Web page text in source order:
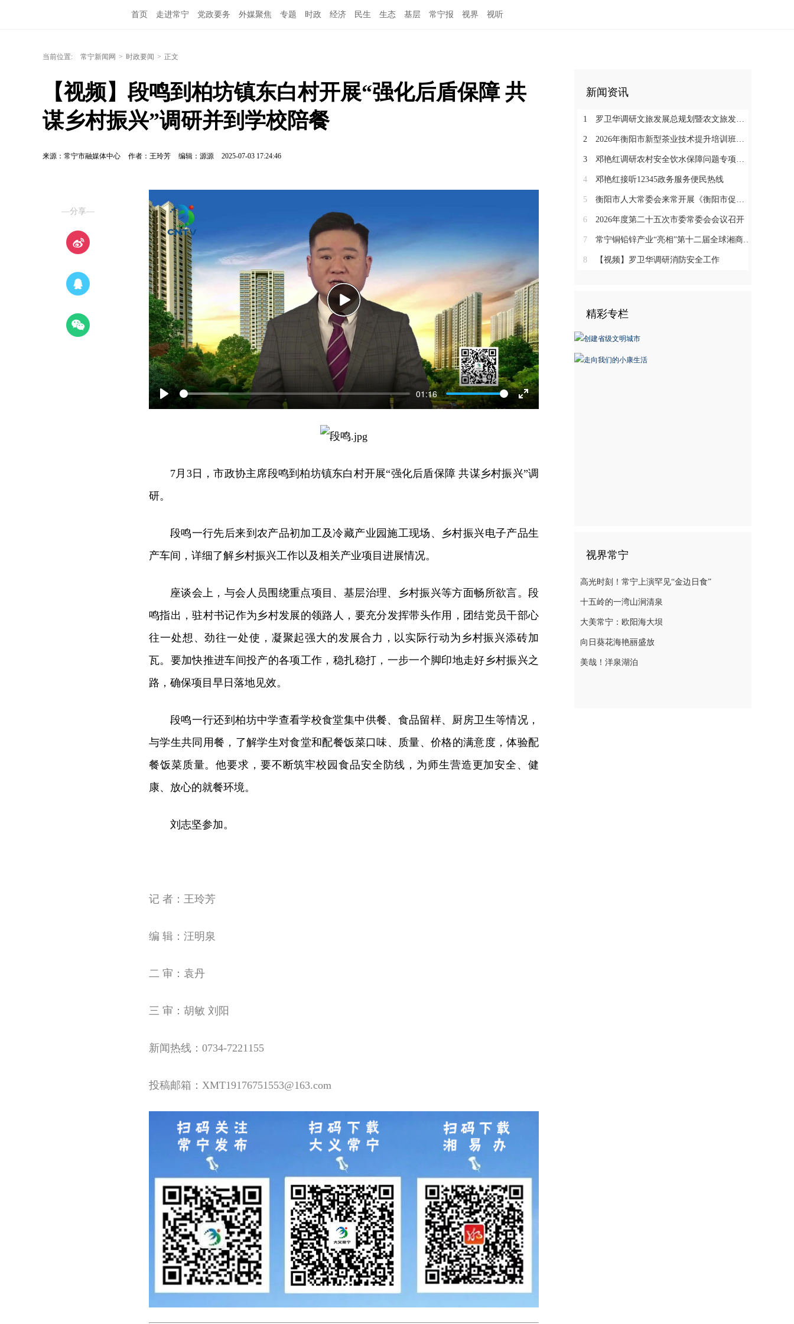
首页 走进常宁 党政要务 外媒聚焦 专题 时政 经济 民生 生态 基层 常宁报 视界 视听
当前位置: 常宁新闻网 > 时政要闻 > 正文
【视频】段鸣到柏坊镇东白村开展“强化后盾保障 共
谋乡村振兴”调研并到学校陪餐
来源：常宁市融媒体中心 作者：王玲芳 编辑：源源 2025-07-03 17:24:46
—分享—
Play
01:16
Enter
Play
7月3日，市政协主席段鸣到柏坊镇东白村开展“强化后盾保障 共谋乡村振兴”调
研。
段鸣一行先后来到农产品初加工及冷藏产业园施工现场、乡村振兴电子产品生
产车间，详细了解乡村振兴工作以及相关产业项目进展情况。
座谈会上，与会人员围绕重点项目、基层治理、乡村振兴等方面畅所欲言。段
鸣指出，驻村书记作为乡村发展的领路人，要充分发挥带头作用，团结党员干部心
往一处想、劲往一处使，凝聚起强大的发展合力，以实际行动为乡村振兴添砖加
瓦。要加快推进车间投产的各项工作，稳扎稳打，一步一个脚印地走好乡村振兴之
路，确保项目早日落地见效。
段鸣一行还到柏坊中学查看学校食堂集中供餐、食品留样、厨房卫生等情况，
与学生共同用餐，了解学生对食堂和配餐饭菜口味、质量、价格的满意度，体验配
餐饭菜质量。他要求，要不断筑牢校园食品安全防线，为师生营造更加安全、健
康、放心的就餐环境。
刘志坚参加。
记 者：王玲芳
编 辑：汪明泉
二 审：袁丹
三 审：胡敏 刘阳
新闻热线：0734-7221155
投稿邮箱：XMT19176751553@163.com
新闻资讯
1 罗卫华调研文旅发展总规划暨农文旅发展工作
2 2026年衡阳市新型茶业技术提升培训班在塔山瑶族乡开班
3 邓艳红调研农村安全饮水保障问题专项整治和抗旱保水工作
4 邓艳红接听12345政务服务便民热线
5 衡阳市人大常委会来常开展《衡阳市促进中医药康养与文旅融合发展若干规定（草案）》立法调研
6 2026年度第二十五次市委常委会会议召开
7 常宁铜铅锌产业“亮相”第十二届全球湘商大会京津冀推介会
8 【视频】罗卫华调研消防安全工作
精彩专栏
视界常宁
高光时刻！常宁上演罕见“金边日食”
十五岭的一湾山涧清泉
大美常宁：欧阳海大坝
向日葵花海艳丽盛放
美哉！洋泉湖泊